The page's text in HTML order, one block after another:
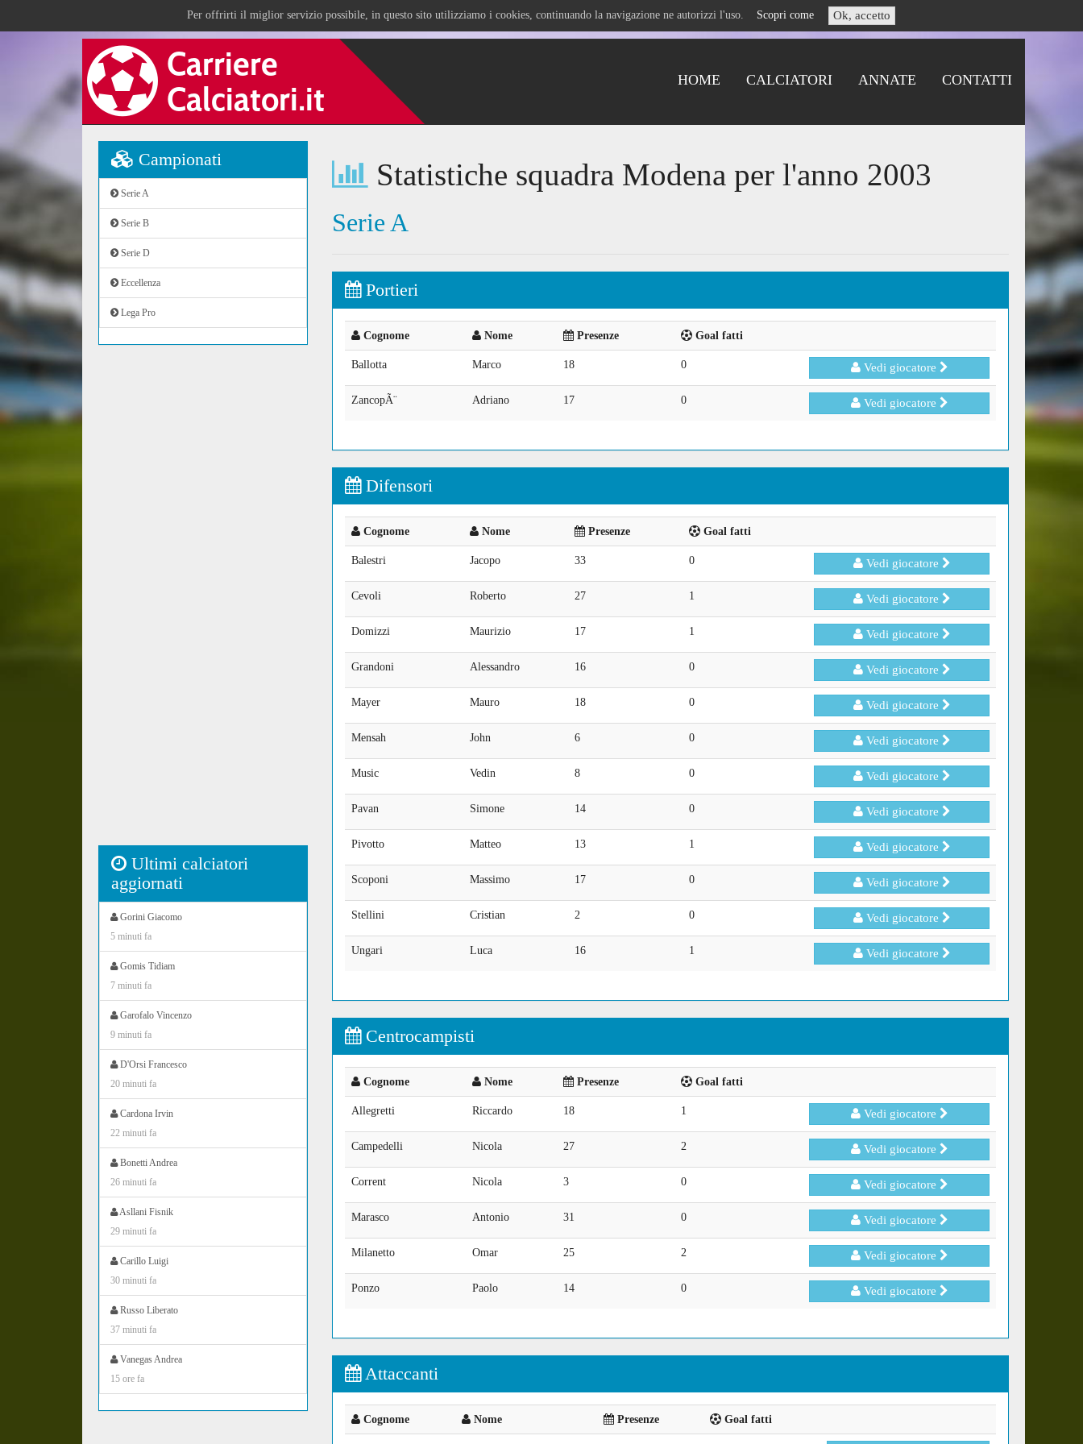
Per offrirti il miglior servizio possibile, in questo sito utilizziamo i cookies, continuando la navigazione ne autorizzi l'uso. Scopri come Ok, accetto
HOME CALCIATORI ANNATE CONTATTI
Campionati
Serie A
Serie B
Serie D
Eccellenza
Lega Pro
Ultimi calciatori
aggiornati
Gorini Giacomo
5 minuti fa
Gomis Tidiam
7 minuti fa
Garofalo Vincenzo
9 minuti fa
D'Orsi Francesco
20 minuti fa
Cardona Irvin
22 minuti fa
Bonetti Andrea
26 minuti fa
Asllani Fisnik
29 minuti fa
Carillo Luigi
30 minuti fa
Russo Liberato
37 minuti fa
Vanegas Andrea
15 ore fa
Statistiche squadra Modena per l'anno 2003
Serie A
Portieri
Cognome Nome Presenze Goal fatti
Ballotta Marco 18 0 Vedi giocatore
ZancopÃ¨ Adriano 17 0 Vedi giocatore
Difensori
Cognome Nome Presenze Goal fatti
Balestri Jacopo 33 0 Vedi giocatore
Cevoli Roberto 27 1 Vedi giocatore
Domizzi Maurizio 17 1 Vedi giocatore
Grandoni Alessandro 16 0 Vedi giocatore
Mayer Mauro 18 0 Vedi giocatore
Mensah John 6 0 Vedi giocatore
Music Vedin 8 0 Vedi giocatore
Pavan Simone 14 0 Vedi giocatore
Pivotto Matteo 13 1 Vedi giocatore
Scoponi Massimo 17 0 Vedi giocatore
Stellini Cristian 2 0 Vedi giocatore
Ungari Luca 16 1 Vedi giocatore
Centrocampisti
Cognome Nome Presenze Goal fatti
Allegretti Riccardo 18 1 Vedi giocatore
Campedelli Nicola 27 2 Vedi giocatore
Corrent Nicola 3 0 Vedi giocatore
Marasco Antonio 31 0 Vedi giocatore
Milanetto Omar 25 2 Vedi giocatore
Ponzo Paolo 14 0 Vedi giocatore
Attaccanti
Cognome Nome Presenze Goal fatti